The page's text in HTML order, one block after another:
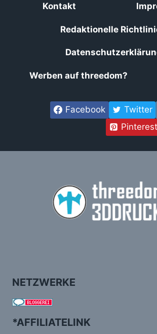
Kontakt
Redaktionelle
Werben auf threedom?
Facebook Twitter
Pinterest
NETZWERKE
*AFFILIATELINK